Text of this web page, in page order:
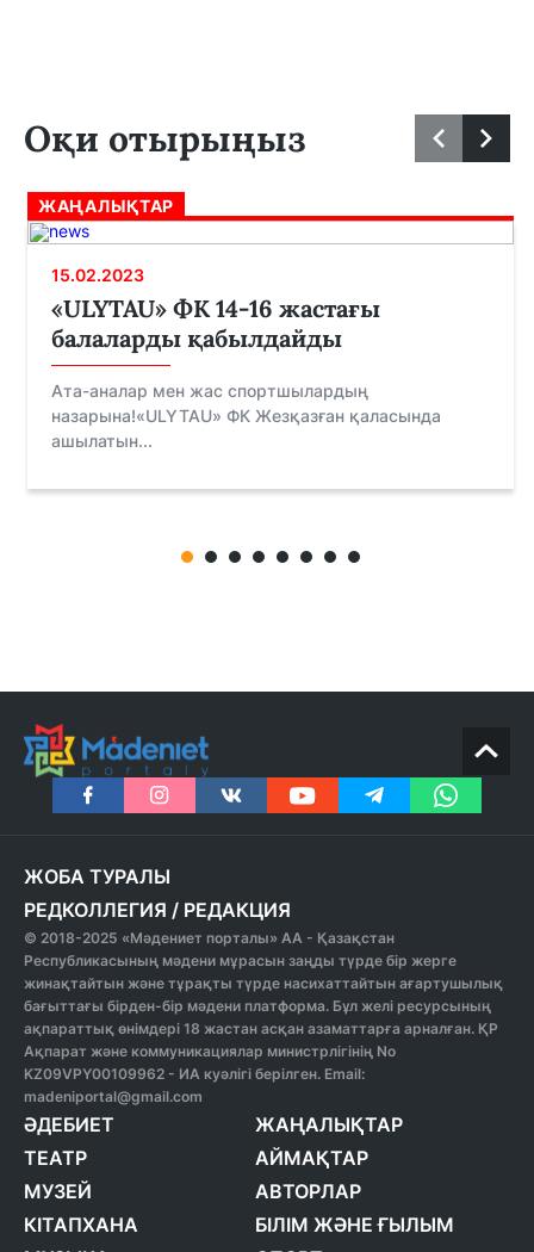
Оқи отырыңыз
ЖАҢАЛЫҚТАР
15.02.2023
«ULYTAU» ФК 14-16 жастағы
балаларды қабылдайды
Ата-аналар мен жас спортшылардың
назарына!«ULYTAU» ФК Жезқазған қаласында
ашылатын...
ЖОБА ТУРАЛЫ
РЕДКОЛЛЕГИЯ / РЕДАКЦИЯ
© 2018-2025 «Мәдениет порталы» АА - Қазақстан
Республикасының мәдени мұрасын заңды түрде бір жерге
жинақтайтын және тұрақты түрде насихаттайтын ағартушылық
бағыттағы бірден-бір мәдени платформа. Бұл желі ресурсының
ақпараттық өнімдері 18 жастан асқан азаматтарға арналған. ҚР
Ақпарат және коммуникациялар министрлігінің No
KZ09VPY00109962 - ИА куәлігі берілген. Email:
madeniportal@gmail.com
ӘДЕБИЕТ
ТЕАТР
МУЗЕЙ
КІТАПХАНА
ЖАҢАЛЫҚТАР
АЙМАҚТАР
АВТОРЛАР
БІЛІМ ЖӘНЕ ҒЫЛЫМ